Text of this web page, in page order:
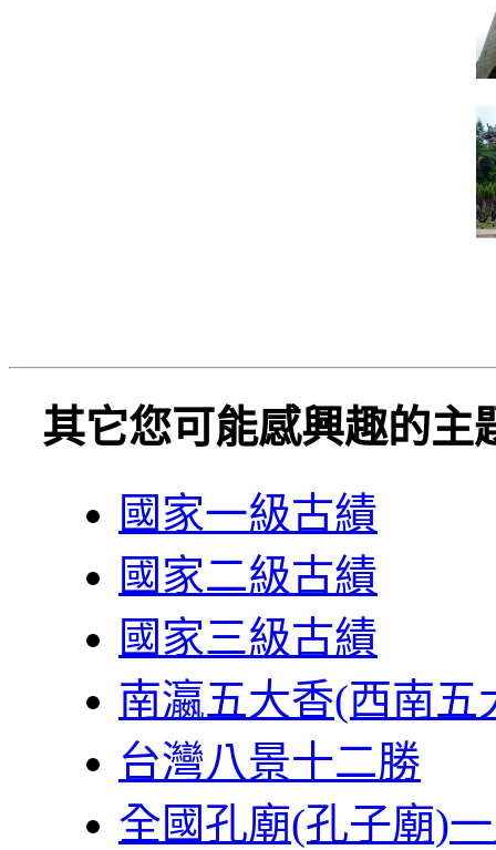
其它您可能感興趣的主
國家一級古績
國家二級古績
國家三級古績
南瀛五大香(西南五
台灣八景十二勝
全國孔廟(孔子廟)